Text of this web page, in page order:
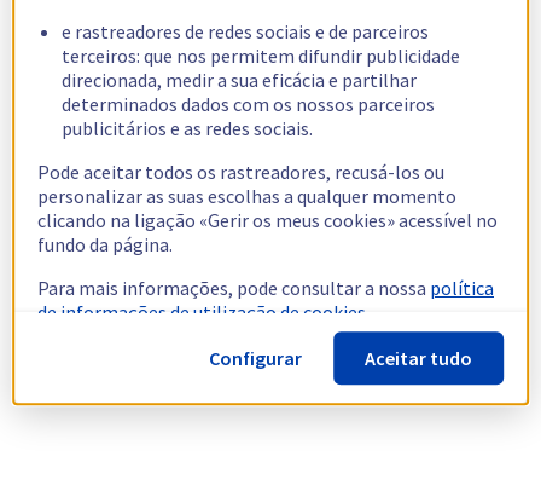
e rastreadores de redes sociais e de parceiros
terceiros: que nos permitem difundir publicidade
direcionada, medir a sua eficácia e partilhar
determinados dados com os nossos parceiros
publicitários e as redes sociais.
Pode aceitar todos os rastreadores, recusá-los ou
personalizar as suas escolhas a qualquer momento
clicando na ligação «Gerir os meus cookies» acessível no
fundo da página.
Para mais informações, pode consultar a nossa política
de informações de utilização de cookies.
Configurar
Aceitar tudo